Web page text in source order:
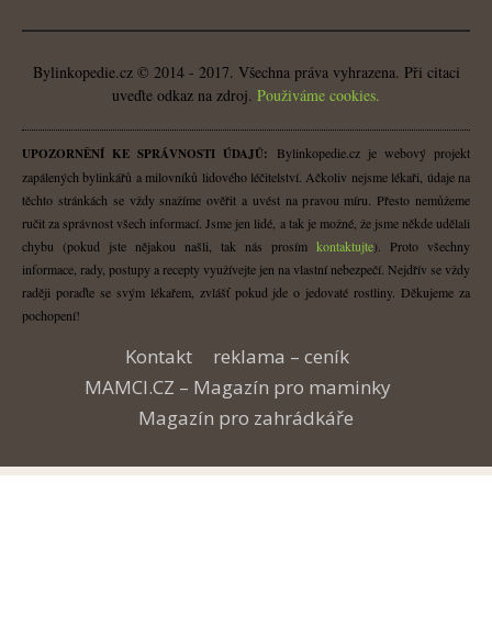
Bylinkopedie.cz © 2014 - 2017. Všechna práva vyhrazena. Při citaci
uveďte odkaz na zdroj. Použiváme cookies.
UPOZORNĚNÍ KE SPRÁVNOSTI ÚDAJŮ: Bylinkopedie.cz je webový projekt
zapálených bylinkářů a milovníků lidového léčitelství. Ačkoliv nejsme lékaři, údaje na
těchto stránkách se vždy snažíme ověřit a uvést na pravou míru. Přesto nemůžeme
ručit za správnost všech informací. Jsme jen lidé, a tak je možné, že jsme někde udělali
chybu (pokud jste nějakou našli, tak nás prosím kontaktujte). Proto všechny
informace, rady, postupy a recepty využívejte jen na vlastní nebezpečí. Nejdřív se vždy
raději poraďte se svým lékařem, zvlášť pokud jde o jedovaté rostliny. Děkujeme za
pochopení!
Kontakt
reklama – ceník
MAMCI.CZ – Magazín pro maminky
Magazín pro zahrádkáře